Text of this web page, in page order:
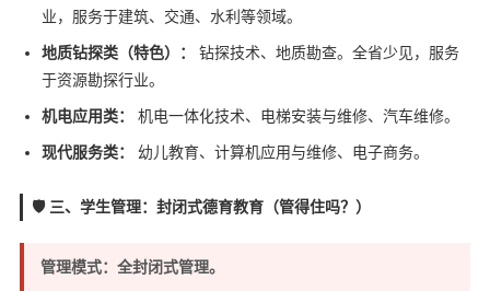
业，服务于建筑、交通、水利等领域。
地质钻探类（特色）：
钻探技术、地质勘查。全省少见，服务
于资源勘探行业。
机电应用类： 机电一体化技术、电梯安装与维修、汽车维修。
现代服务类： 幼儿教育、计算机应用与维修、电子商务。
🛡️ 三、学生管理：封闭式德育教育（管得住吗？）
管理模式：全封闭式管理。